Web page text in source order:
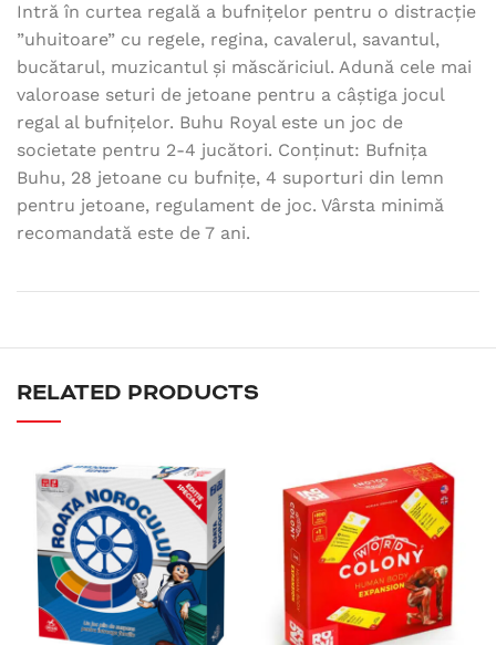
Intră în curtea regală a bufnițelor pentru o distracție
”uhuitoare” cu regele, regina, cavalerul, savantul,
bucătarul, muzicantul și măscăriciul. Adună cele mai
valoroase seturi de jetoane pentru a câștiga jocul
regal al bufnițelor. Buhu Royal este un joc de
societate pentru 2-4 jucători. Conținut: Bufnița
Buhu, 28 jetoane cu bufnițe, 4 suporturi din lemn
pentru jetoane, regulament de joc. Vârsta minimă
recomandată este de 7 ani.
RELATED PRODUCTS